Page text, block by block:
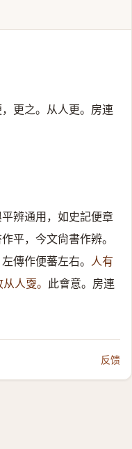
更之。从人更。房連
辨通用，如史記便章
平，今文尙書作辨。
傳作便蕃左右。 人有
人㪅。 此會意。房連
反馈